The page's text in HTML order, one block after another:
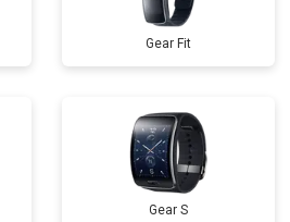
Gear Fit
Gear S